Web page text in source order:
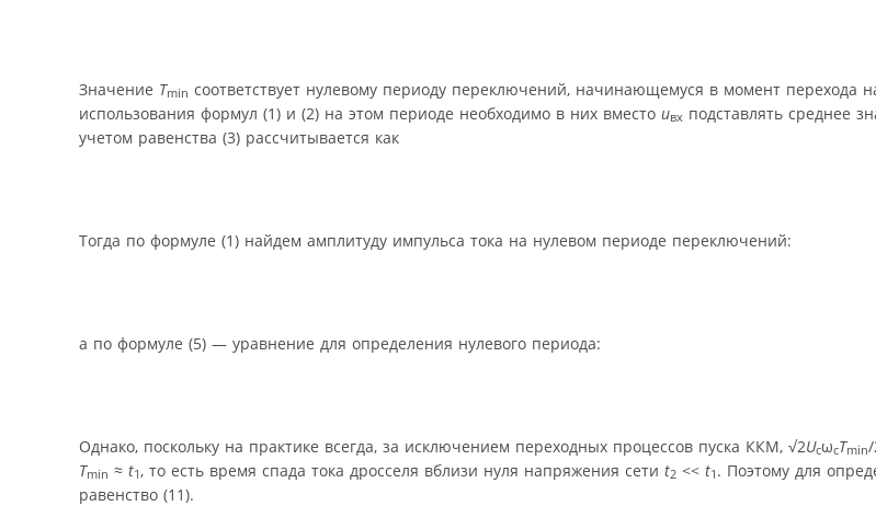
Значение Tmin соответствует нулевому периоду переключений, начинающемуся в момент перехода
использования формул (1) и (2) на этом периоде необходимо в них вместо uвх подставлять среднее
учетом равенства (3) рассчитывается как
Тогда по формуле (1) найдем амплитуду импульса тока на нулевом периоде переключений:
а по формуле (5) — уравнение для определения нулевого периода:
Однако, поскольку на практике всегда, за исключением переходных процессов пуска ККМ, √2UcωcTmin
Tmin ≈ t1 , то есть время спада тока дросселя вблизи нуля напряжения сети t2 << t1 . Поэтому для
равенство (11).